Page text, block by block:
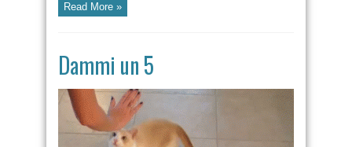
Read More »
Dammi un 5